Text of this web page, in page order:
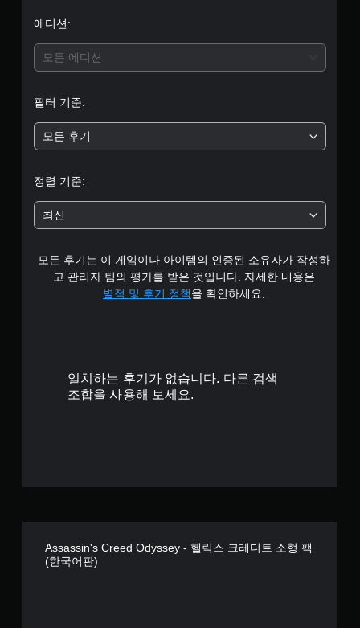
에디션:
모든 에디션
필터 기준:
모든 후기
정렬 기준:
최신
모든 후기는 이 게임이나 아이템의 인증된 소유자가 작성하
고 관리자 팀의 평가를 받은 것입니다. 자세한 내용은
별점 및 후기 정책을 확인하세요.
일치하는 후기가 없습니다. 다른 검색
조합을 사용해 보세요.
Assassin's Creed Odyssey - 헬릭스 크레디트 소형 팩
(한국어판)